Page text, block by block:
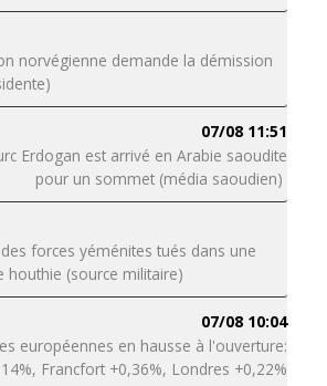
norvégienne demande la démission
07/08 11:51
Erdogan est arrivé en Arabie saoudite
pour un sommet (média saoudien)
forces yéménites tués dans une
houthie (source militaire)
07/08 10:04
européennes en hausse à l'ouverture:
Francfort +0,36%, Londres +0,22%